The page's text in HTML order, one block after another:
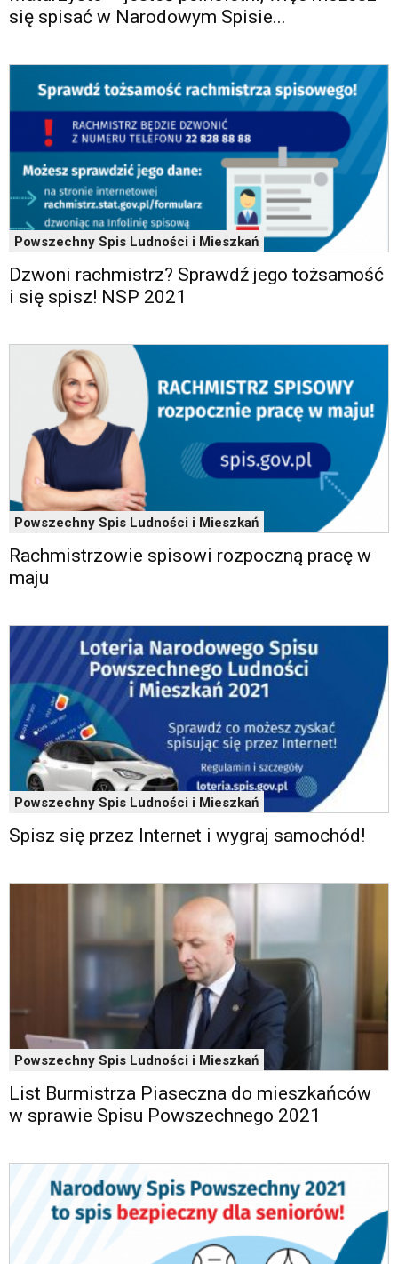
się spisać w Narodowym Spisie...
Powszechny Spis Ludności i Mieszkań
Dzwoni rachmistrz? Sprawdź jego tożsamość
i się spisz! NSP 2021
Powszechny Spis Ludności i Mieszkań
Rachmistrzowie spisowi rozpoczną pracę w
maju
Powszechny Spis Ludności i Mieszkań
Spisz się przez Internet i wygraj samochód!
Powszechny Spis Ludności i Mieszkań
List Burmistrza Piaseczna do mieszkańców
w sprawie Spisu Powszechnego 2021